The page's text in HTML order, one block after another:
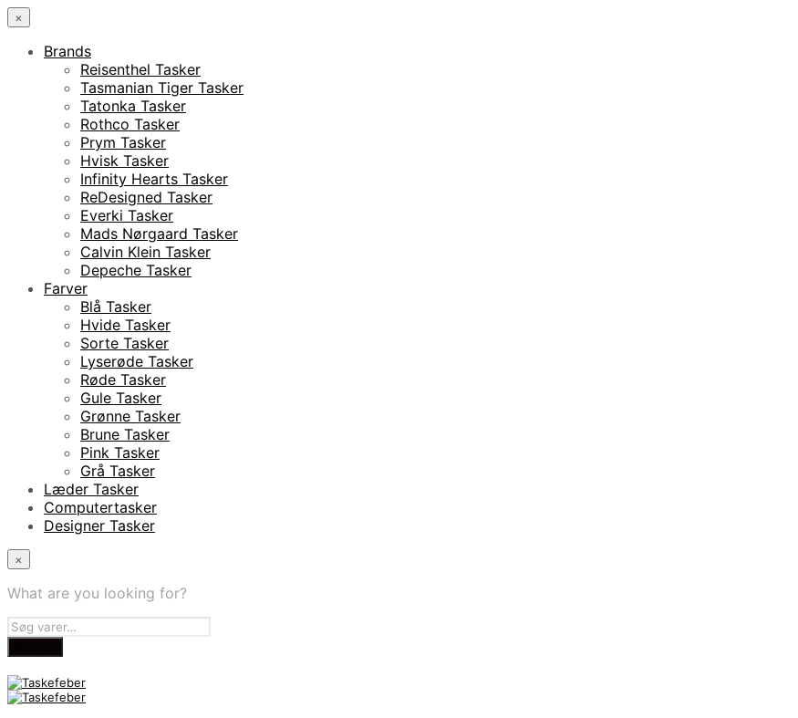
×
Brands
Reisenthel Tasker
Tasmanian Tiger Tasker
Tatonka Tasker
Rothco Tasker
Prym Tasker
Hvisk Tasker
Infinity Hearts Tasker
ReDesigned Tasker
Everki Tasker
Mads Nørgaard Tasker
Calvin Klein Tasker
Depeche Tasker
Farver
Blå Tasker
Hvide Tasker
Sorte Tasker
Lyserøde Tasker
Røde Tasker
Gule Tasker
Grønne Tasker
Brune Tasker
Pink Tasker
Grå Tasker
Læder Tasker
Computertasker
Designer Tasker
×
What are you looking for?